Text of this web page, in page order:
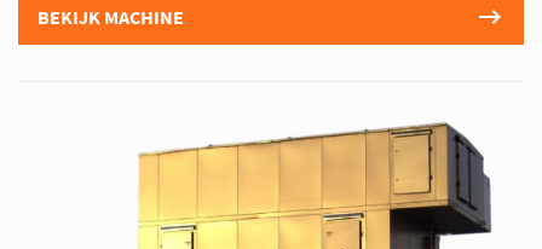
BEKIJK MACHINE